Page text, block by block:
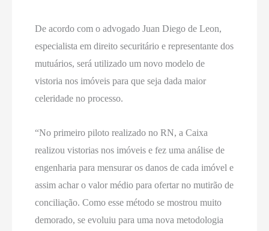
De acordo com o advogado Juan Diego de Leon,
especialista em direito securitário e representante dos
mutuários, será utilizado um novo modelo de
vistoria nos imóveis para que seja dada maior
celeridade no processo.
“No primeiro piloto realizado no RN, a Caixa
realizou vistorias nos imóveis e fez uma análise de
engenharia para mensurar os danos de cada imóvel e
assim achar o valor médio para ofertar no mutirão de
conciliação. Como esse método se mostrou muito
demorado, se evoluiu para uma nova metodologia